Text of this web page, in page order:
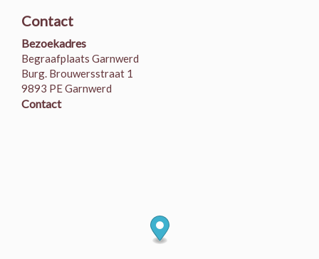
Contact
Bezoekadres
Begraafplaats Garnwerd
Burg. Brouwersstraat 1
9893 PE Garnwerd
Contact